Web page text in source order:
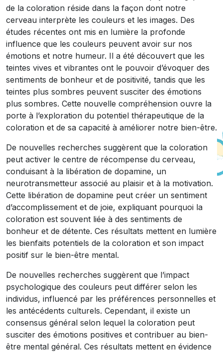
de la coloration réside dans la façon dont notre
cerveau interprète les couleurs et les images. Des
études récentes ont mis en lumière la profonde
influence que les couleurs peuvent avoir sur nos
émotions et notre humeur. Il a été découvert que les
teintes vives et vibrantes ont le pouvoir d’évoquer des
sentiments de bonheur et de positivité, tandis que les
teintes plus sombres peuvent susciter des émotions
plus sombres. Cette nouvelle compréhension ouvre la
porte à l’exploration du potentiel thérapeutique de la
coloration et de sa capacité à améliorer notre bien-être.
De nouvelles recherches suggèrent que la coloration
peut activer le centre de récompense du cerveau,
conduisant à la libération de dopamine, un
neurotransmetteur associé au plaisir et à la motivation.
Cette libération de dopamine peut créer un sentiment
d’accomplissement et de joie, expliquant pourquoi la
coloration est souvent liée à des sentiments de
bonheur et de détente. Ces résultats mettent en lumière
les bienfaits potentiels de la coloration et son impact
positif sur le bien-être mental.
De nouvelles recherches suggèrent que l’impact
psychologique des couleurs peut différer selon les
individus, influencé par les préférences personnelles et
les antécédents culturels. Cependant, il existe un
consensus général selon lequel la coloration peut
susciter des émotions positives et contribuer au bien-
être mental général. Ces résultats mettent en évidence